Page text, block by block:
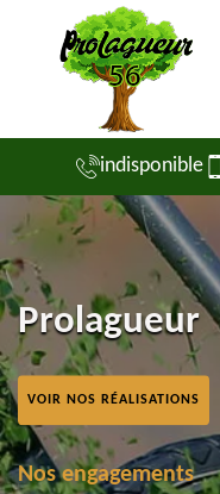
indisponible
Prolagueur
VOIR NOS RÉALISATIONS
Nos engagements